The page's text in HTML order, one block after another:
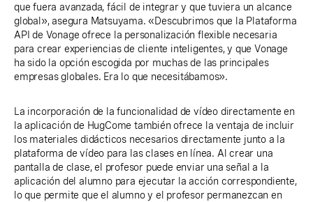
que fuera avanzada, fácil de integrar y que tuviera un alcance
global», asegura Matsuyama. «Descubrimos que la Plataforma
API de Vonage ofrece la personalización flexible necesaria
para crear experiencias de cliente inteligentes, y que Vonage
ha sido la opción escogida por muchas de las principales
empresas globales. Era lo que necesitábamos».
La incorporación de la funcionalidad de vídeo directamente en
la aplicación de HugCome también ofrece la ventaja de incluir
los materiales didácticos necesarios directamente junto a la
plataforma de vídeo para las clases en línea. Al crear una
pantalla de clase, el profesor puede enviar una señal a la
aplicación del alumno para ejecutar la acción correspondiente,
lo que permite que el alumno y el profesor permanezcan en